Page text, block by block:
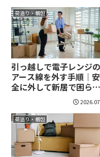
荷造り・梱包
引っ越しで電子レンジの
アース線を外す手順｜安
全に外して新居で困らな
荷造り・梱包